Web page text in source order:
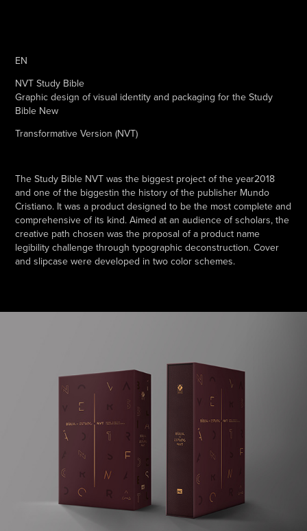
EN
NVT Study Bible
Graphic design of visual identity and packaging for the Study
Bible New
Transformative Version (NVT)
The Study Bible NVT was the biggest project of the year2018
and one of the biggestin the history of the publisher Mundo
Cristiano. It was a product designed to be the most complete and
comprehensive of its kind. Aimed at an audience of scholars, the
creative path chosen was the proposal of a product name
legibility challenge through typographic deconstruction. Cover
and slipcase were developed in two color schemes.